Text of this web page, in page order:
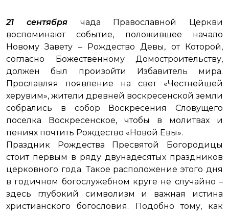
21 сентябрячада Православной Церкви
воспоминают событие, положившее начало
Новому Завету – Рождество Девы, от Которой,
согласно Божественному Домостроительству,
должен был произойти Избавитель мира.
Прославляя появление на свет «Честнейшей
херувим», жители древней воскресенской земли
собрались в собор Воскресения Словущего
поселка Воскресенское, чтобы в молитвах и
пениях почтить Рождество «Новой Евы».
Праздник Рождества Пресвятой Богородицы
стоит первым в ряду двунадесятых праздников
церковного года. Такое расположение этого дня
в годичном богослужебном круге не случайно –
здесь глубокий символизм и важная истина
христианского богословия. Подобно тому, как